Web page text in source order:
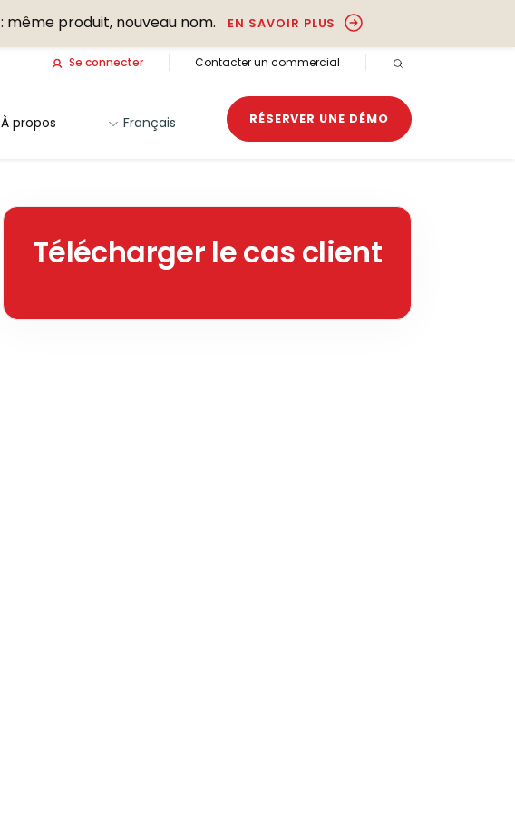
: même produit, nouveau nom. EN SAVOIR PLUS
Se connecter
Contacter un commercial
À propos Français RÉSERVER UNE DÉMO
Télécharger le cas client